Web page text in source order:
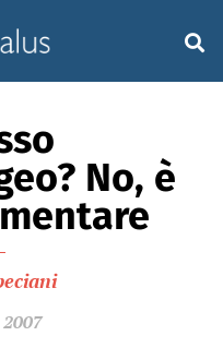
No, è